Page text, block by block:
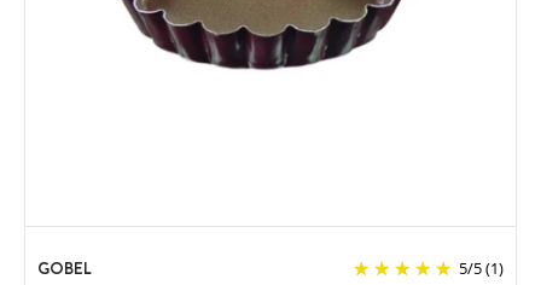
GOBEL 5/5(1)